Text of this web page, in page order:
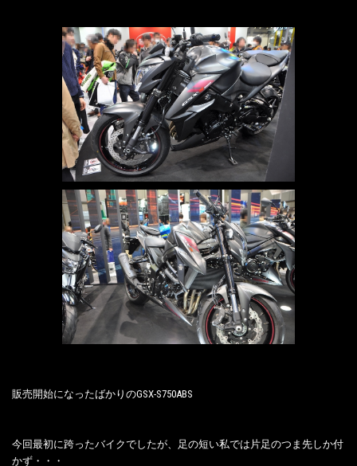
販売開始になったばかりのGSX-S750ABS
今回最初に跨ったバイクでしたが、足の短い私では片足のつま先しか付
かず・・・